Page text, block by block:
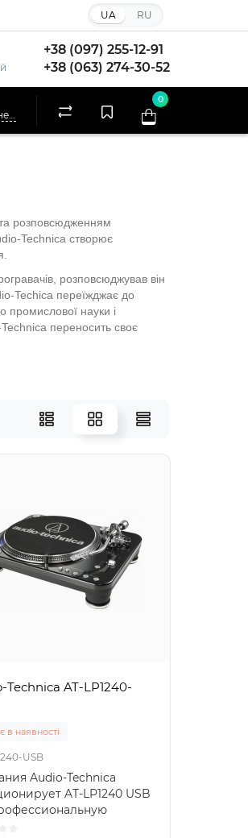
UA RU
+38 (097) 255-12-91
+38 (063) 274-30-52
увійдіть до кабінету
0
розповсюдженням
Technica створює
розповсюджував він
Techica переїжджає до
промислової науки і
Technica переносить своє
Technica AT-LP1240-
в наявності
USB
Audio-Technica
AT-LP1240 USB